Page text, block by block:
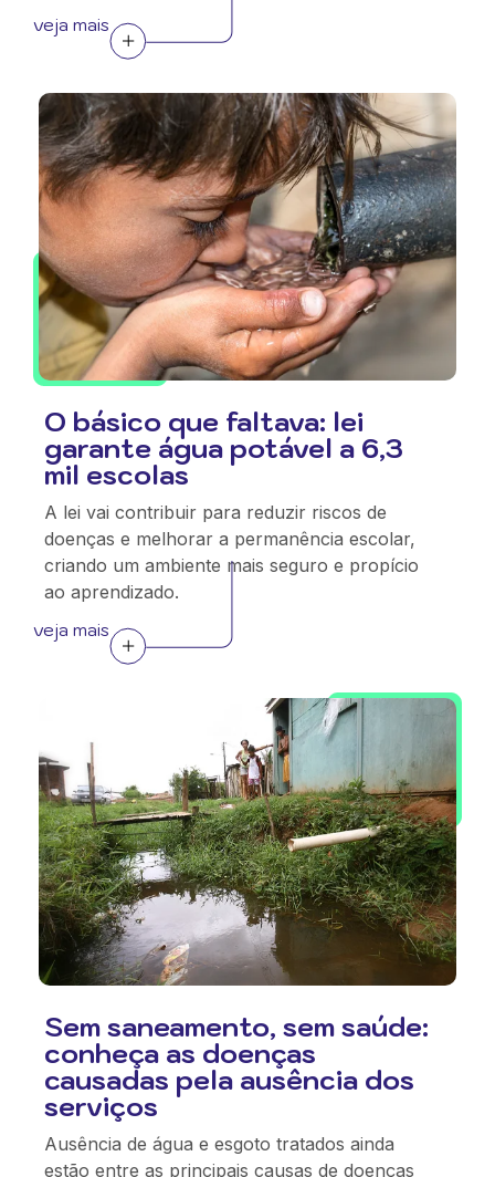
veja mais
O básico que faltava: lei
garante água potável a 6,3
mil escolas
A lei vai contribuir para reduzir riscos de
doenças e melhorar a permanência escolar,
criando um ambiente mais seguro e propício
ao aprendizado.
veja mais
Sem saneamento, sem saúde:
conheça as doenças
causadas pela ausência dos
serviços
Ausência de água e esgoto tratados ainda
estão entre as principais causas de doenças